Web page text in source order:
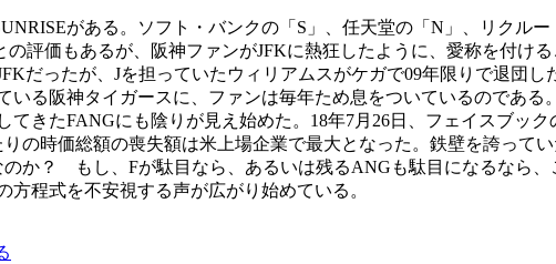
がある。ソフト・バンクの「S」、任天堂の「N」、リクル
評価もあるが、阪神ファンがJFKに熱狂したように、愛称を付け
だったが、Jを担っていたウィリアムスがケガで09年限りで退団
いる阪神タイガースに、ファンは毎年ため息をついているのである。
きたFANGにも陰りが見え始めた。18年7月26日、フェイスブッ
の時価総額の喪失額は米上場企業で最大となった。鉄壁を誇っ
か？ もし、Fが駄目なら、あるいは残るANGも駄目になるなら
方程式を不安視する声が広がり始めている。